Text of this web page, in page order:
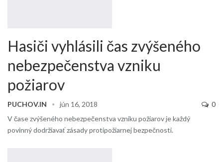
Hasiči vyhlásili čas zvýšeného
nebezpečenstva vzniku
požiarov
PUCHOV.IN jún 16, 2018
0
V čase zvýšeného nebezpečenstva vzniku požiarov je každý
povinný dodržiavať zásady protipožiarnej bezpečnosti.